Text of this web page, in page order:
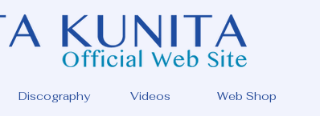
Discography Videos Web Shop